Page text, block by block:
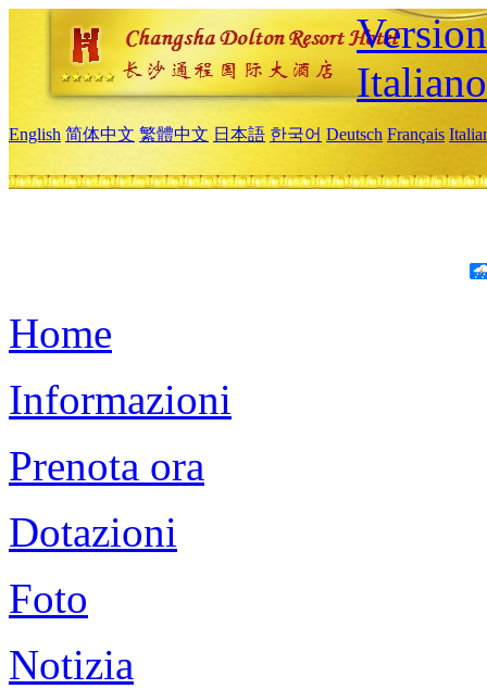
Italiano
English 简体中文 繁體中文 日本語 한국어 Deutsch Français
Home
Informazioni
Prenota ora
Dotazioni
Foto
Notizia